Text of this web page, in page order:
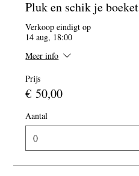
Pluk en schik je boeket
Verkoop eindigt op
14 aug, 18:00
Meer info
Prijs
€ 50,00
Aantal